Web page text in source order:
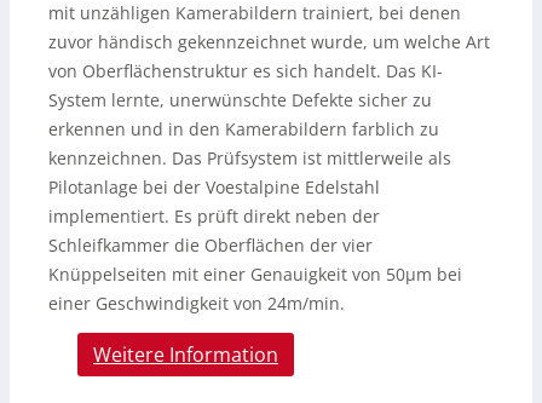
mit unzähligen Kamerabildern trainiert, bei denen
zuvor händisch gekennzeichnet wurde, um welche Art
von Oberflächenstruktur es sich handelt. Das KI-
System lernte, unerwünschte Defekte sicher zu
erkennen und in den Kamerabildern farblich zu
kennzeichnen. Das Prüfsystem ist mittlerweile als
Pilotanlage bei der Voestalpine Edelstahl
implementiert. Es prüft direkt neben der
Schleifkammer die Oberflächen der vier
Knüppelseiten mit einer Genauigkeit von 50µm bei
einer Geschwindigkeit von 24m/min.
Weitere Information